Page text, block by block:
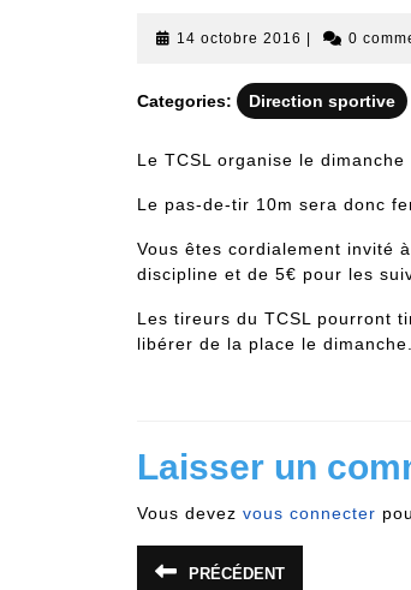
14 octobre 2016 14
0
Categories: Direction sportive
Le TCSL organise le
Le pas-de-tir 10m sera donc
Vous êtes cordialement invité
discipline et de 5€ pour les
Les tireurs du TCSL pourront
libérer de la place le dimanche.
Laisser un
Vous devez vous connecter
Navigation
PRÉCÉDENT